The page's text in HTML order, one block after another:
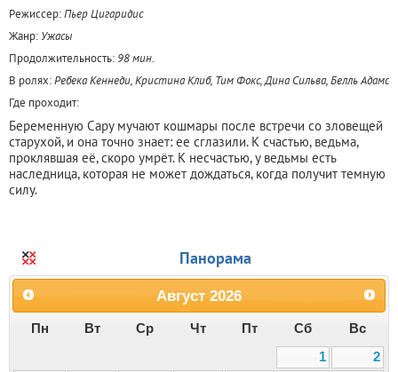
Режиссер:Пьер Цигаридис
Жанр: Ужасы
Продолжительность: 98 мин.
В ролях:Ребека Кеннеди, Кристина Клиб, Тим Фокс, Дина Сильва, Белль Адамс
Где проходит:
Беременную Сару мучают кошмары после встречи со зловещей
старухой, и она точно знает: ее сглазили. К счастью, ведьма,
проклявшая её, скоро умрёт. К несчастью, у ведьмы есть
наследница, которая не может дождаться, когда получит темную
силу.
Панорама
Август 2026
Пн Вт Ср Чт Пт Сб
Вс
1
2